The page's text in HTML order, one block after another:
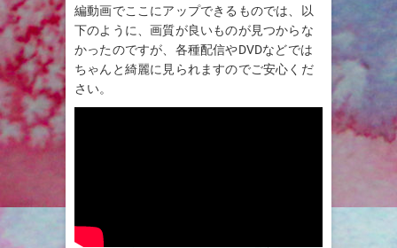
編動画でここにアップできるものでは、以
下のように、画質が良いものが見つからな
かったのですが、各種配信やDVDなどでは
ちゃんと綺麗に見られますのでご安心くだ
さい。